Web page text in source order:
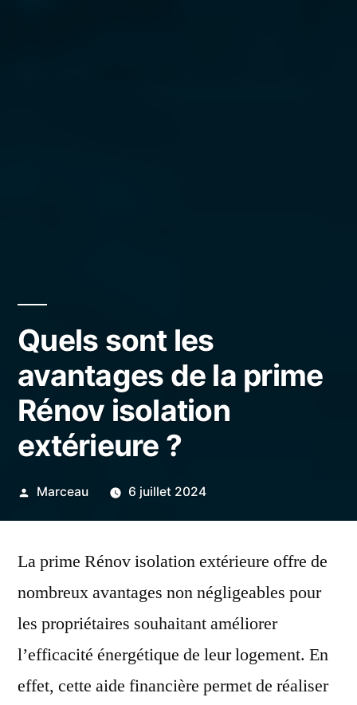
Quels sont les
avantages de la prime
Rénov isolation
extérieure ?
Publié
Marceau 6 juillet 2024
La prime Rénov isolation extérieure offre de
nombreux avantages non négligeables pour
les propriétaires souhaitant améliorer
l’efficacité énergétique de leur logement. En
effet, cette aide financière permet de réaliser